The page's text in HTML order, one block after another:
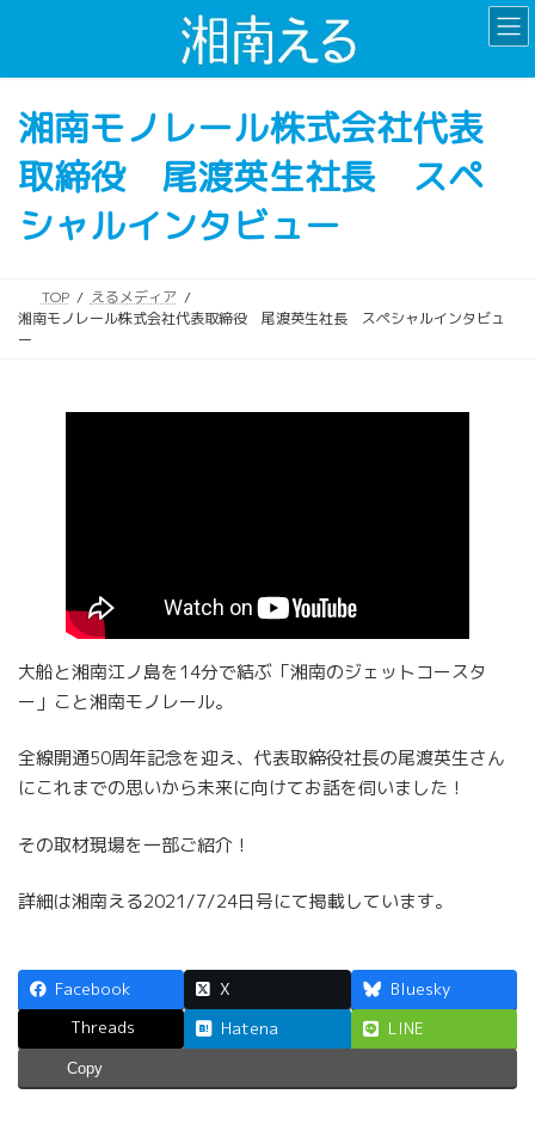
湘南モノレール株式会社代表
取締役 尾渡英生社長 スペ
シャルインタビュー
TOP
えるメディア
湘南モノレール株式会社代表取締役 尾渡英生社長 スペシャルインタビュ
ー
大船と湘南江ノ島を14分で結ぶ「湘南のジェットコースタ
ー」こと湘南モノレール。
全線開通50周年記念を迎え、代表取締役社長の尾渡英生さん
にこれまでの思いから未来に向けてお話を伺いました！
その取材現場を一部ご紹介！
詳細は湘南える2021/7/24日号にて掲載しています。
Facebook X
Bluesky
Threads
Hatena LINE
Copy